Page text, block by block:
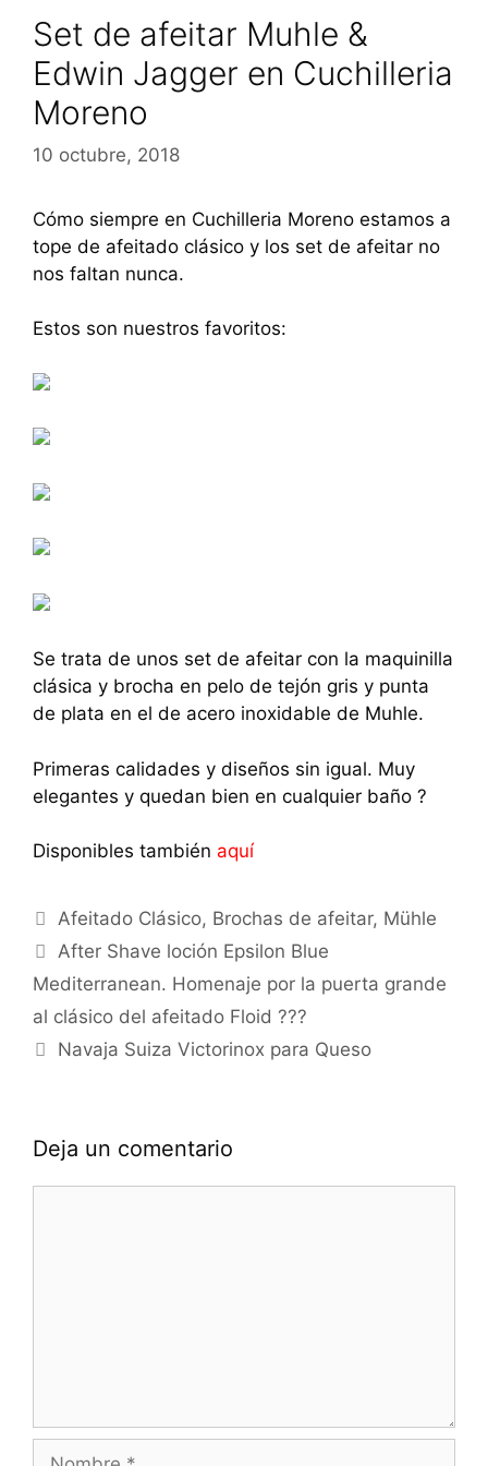
Set de afeitar Muhle &
Edwin Jagger en Cuchilleria
Moreno
10 octubre, 2018
Cómo siempre en Cuchilleria Moreno estamos a
tope de afeitado clásico y los set de afeitar no
nos faltan nunca.
Estos son nuestros favoritos:
Se trata de unos set de afeitar con la maquinilla
clásica y brocha en pelo de tejón gris y punta
de plata en el de acero inoxidable de Muhle.
Primeras calidades y diseños sin igual. Muy
elegantes y quedan bien en cualquier baño ?
Disponibles también aquí
Categorías
Afeitado Clásico, Brochas de afeitar, Mühle
After Shave loción Epsilon Blue
Mediterranean. Homenaje por la puerta grande
al clásico del afeitado Floid ???
Navaja Suiza Victorinox para Queso
Deja un comentario
Nombre